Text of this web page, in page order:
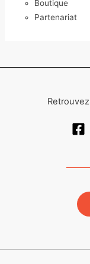
Boutique
Partenariat